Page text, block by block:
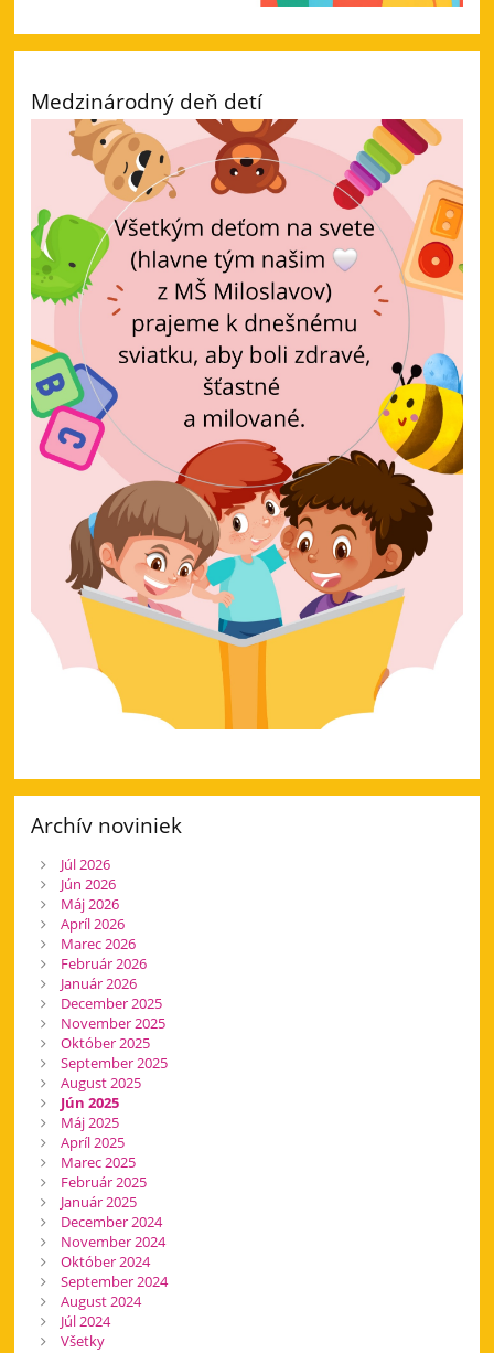
Medzinárodný deň detí
Archív noviniek
Júl 2026
Jún 2026
Máj 2026
Apríl 2026
Marec 2026
Február 2026
Január 2026
December 2025
November 2025
Október 2025
September 2025
August 2025
Jún 2025
Máj 2025
Apríl 2025
Marec 2025
Február 2025
Január 2025
December 2024
November 2024
Október 2024
September 2024
August 2024
Júl 2024
Všetky